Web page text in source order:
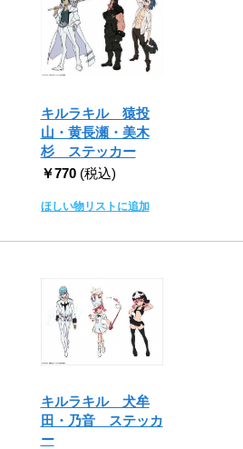
キルラキル 猿投
山・黄長瀬・美木
杉 ステッカー
￥770 (税込)
ほしい物リストに追加
キルラキル 犬牟
田・乃音 ステッカ
ー